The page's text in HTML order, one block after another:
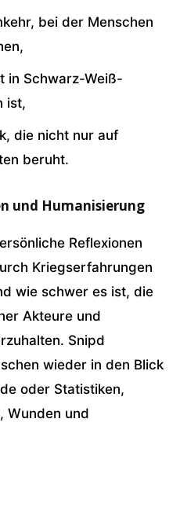
bei der Menschen
in Schwarz-Weiß-
ist,
die nicht nur auf
beruht.
und Humanisierung
Reflexionen
Kriegserfahrungen
wie schwer es ist, die
Akteure und
Snipd
wieder in den Blick
oder Statistiken,
Wunden und